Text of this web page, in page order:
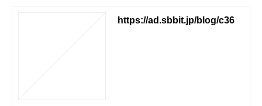
https://ad.sbbit.jp/blog/c36